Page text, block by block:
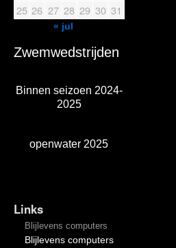
25 26 27 28 29 30 31
« jul
Zwemwedstrijden
Binnen seizoen 2024-
2025
openwater 2025
Links
Blijlevens computers
Blijlevens computers